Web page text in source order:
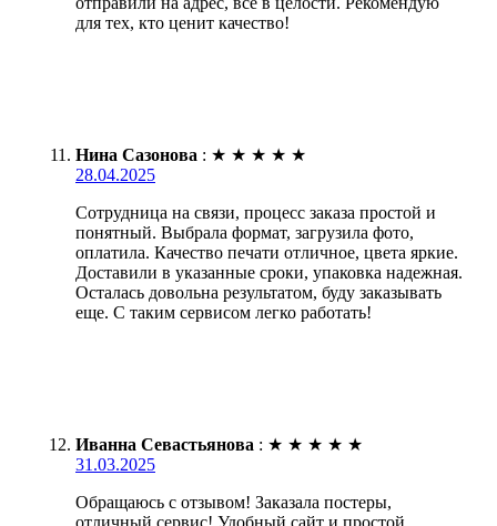
для тех, кто ценит качество!
Нина Сазонова : ★ ★ ★ ★ ★
28.04.2025
Сотрудница на связи, процесс заказа простой и
понятный. Выбрала формат, загрузила фото,
оплатила. Качество печати отличное, цвета яркие.
Доставили в указанные сроки, упаковка надежная.
Осталась довольна результатом, буду заказывать
еще. С таким сервисом легко работать!
Иванна Севастьянова : ★ ★ ★ ★ ★
31.03.2025
Обращаюсь с отзывом! Заказала постеры,
отличный сервис! Удобный сайт и простой